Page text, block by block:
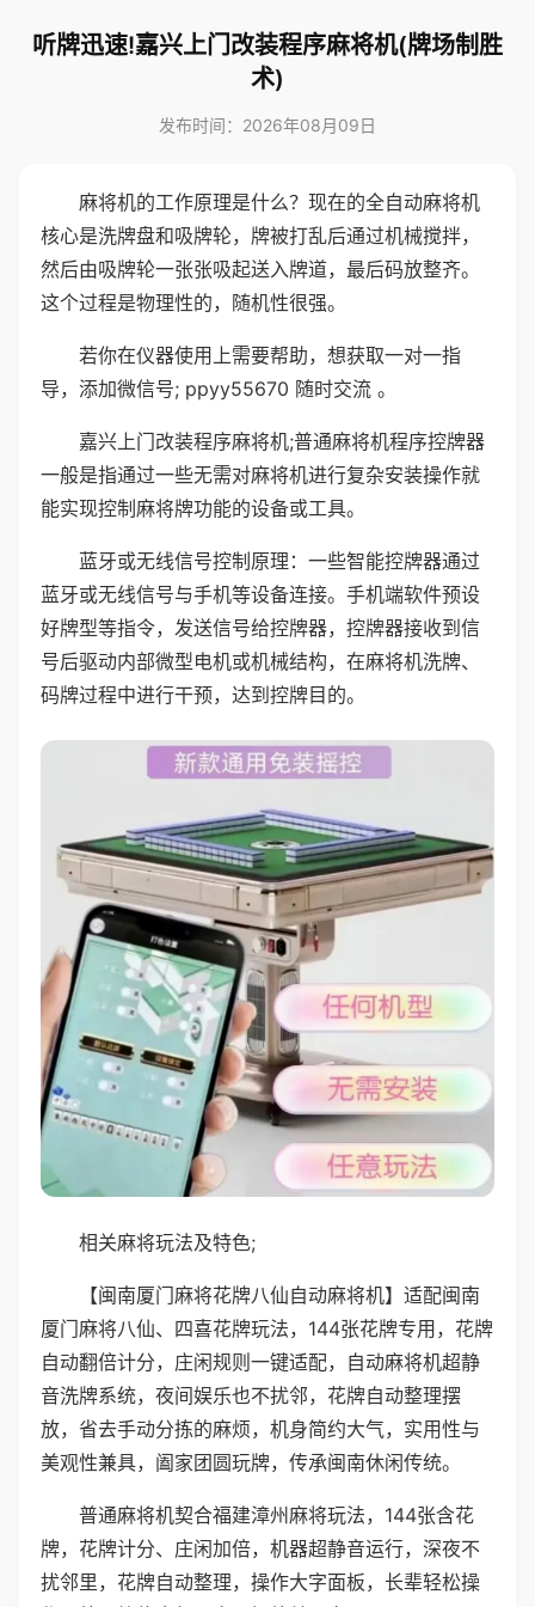
听牌迅速!嘉兴上门改装程序麻将机(牌场制胜
术)
发布时间：2026年08月09日
麻将机的工作原理是什么？现在的全自动麻将机
核心是洗牌盘和吸牌轮，牌被打乱后通过机械搅拌，
然后由吸牌轮一张张吸起送入牌道，最后码放整齐。
这个过程是物理性的，随机性很强。
若你在仪器使用上需要帮助，想获取一对一指
导，添加微信号; ppyy55670 随时交流 。
嘉兴上门改装程序麻将机;普通麻将机程序控牌器
一般是指通过一些无需对麻将机进行复杂安装操作就
能实现控制麻将牌功能的设备或工具。
蓝牙或无线信号控制原理：一些智能控牌器通过
蓝牙或无线信号与手机等设备连接。手机端软件预设
好牌型等指令，发送信号给控牌器，控牌器接收到信
号后驱动内部微型电机或机械结构，在麻将机洗牌、
码牌过程中进行干预，达到控牌目的。
相关麻将玩法及特色;
【闽南厦门麻将花牌八仙自动麻将机】适配闽南
厦门麻将八仙、四喜花牌玩法，144张花牌专用，花牌
自动翻倍计分，庄闲规则一键适配，自动麻将机超静
音洗牌系统，夜间娱乐也不扰邻，花牌自动整理摆
放，省去手动分拣的麻烦，机身简约大气，实用性与
美观性兼具，阖家团圆玩牌，传承闽南休闲传统。
普通麻将机契合福建漳州麻将玩法，144张含花
牌，花牌计分、庄闲加倍，机器超静音运行，深夜不
扰邻里，花牌自动整理，操作大字面板，长辈轻松操